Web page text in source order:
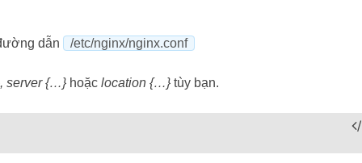
dẫn /etc/nginx/nginx.conf
server {…} hoặc location {…} tùy bạn.